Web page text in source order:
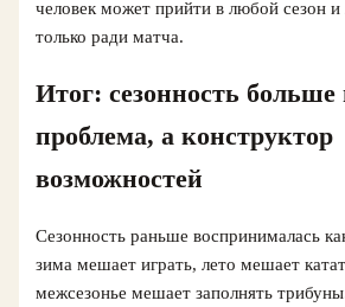
человек может прийти в любой сезон
только ради матча.
Итог: сезонность больше
проблема, а конструктор
возможностей
Сезонность раньше воспринималась
зима мешает играть, лето мешает
межсезонье мешает заполнять